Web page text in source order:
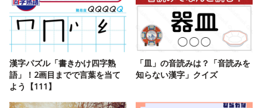
漢字パズル「書きかけ四字熟
語」！2画目までで言葉を当て
よう【111】
「皿」の音読みは？「音読みを
知らない漢字」クイズ